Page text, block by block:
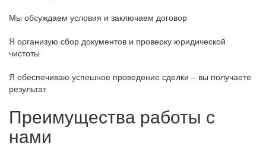
Мы обсуждаем условия и заключаем договор
Я организую сбор документов и проверку юридической
чистоты
Я обеспечиваю успешное проведение сделки – вы получаете
результат
Преимущества работы с
нами